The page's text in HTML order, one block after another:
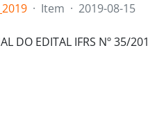
· Item · 2019-08-15
DO EDITAL IFRS Nº 35/